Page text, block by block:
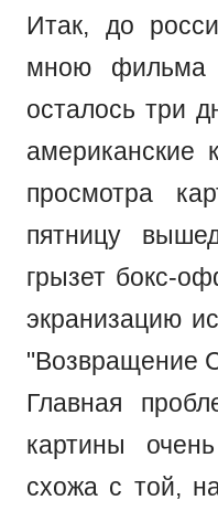
Итак, до
мною фильма
осталось три
американские
просмотра
пятницу
грызет бокс-
экранизацию
"Возвращение
Главная
картины
схожа с той,